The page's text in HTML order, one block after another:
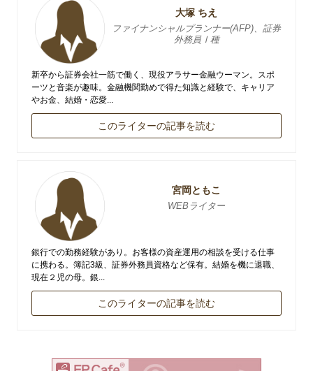
大塚 ちえ
ファイナンシャルプランナー(AFP)、証券
外務員Ⅰ種
新卒から証券会社一筋で働く、現役アラサー金融ウーマン。スポ
ーツと音楽が趣味。金融機関勤めで得た知識と経験で、キャリア
やお金、結婚・恋愛...
このライターの記事を読む
宮岡ともこ
WEBライター
銀行での勤務経験があり。お客様の資産運用の相談を受ける仕事
に携わる。簿記3級、証券外務員資格など保有。結婚を機に退職、
現在２児の母。銀...
このライターの記事を読む